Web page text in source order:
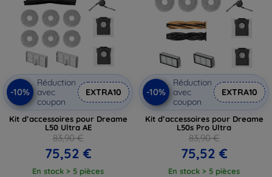
-10%
Réduction
avec
coupon
EXTRA10
Kit d’accessoires pour Dreame
L50 Ultra AE
83,90 €
75,52 €
En stock > 5 pièces
-10%
Réduction
avec
coupon
EXTRA10
Kit d’accessoires pour Dreame
L50s Pro Ultra
83,90 €
75,52 €
En stock > 5 pièces